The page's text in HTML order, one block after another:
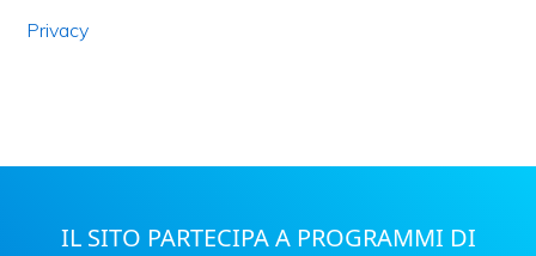
Privacy
IL SITO PARTECIPA A PROGRAMMI DI